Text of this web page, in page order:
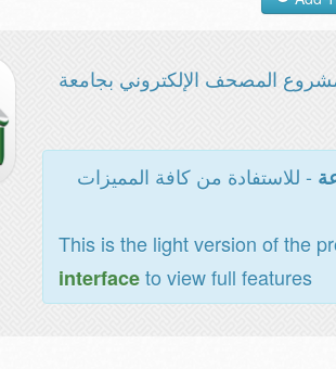
المصحف الإلكتروني بجامعة
- للاستفادة من كافة المميزات
This is the light version of the
interfaceto view full features